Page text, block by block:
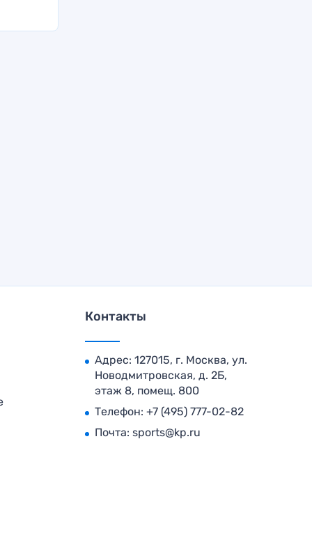
Контакты
Адрес: 127015, г. Москва, ул.
Новодмитровская, д. 2Б,
этаж 8, помещ. 800
Телефон: +7 (495) 777-02-82
Почта: sports@kp.ru